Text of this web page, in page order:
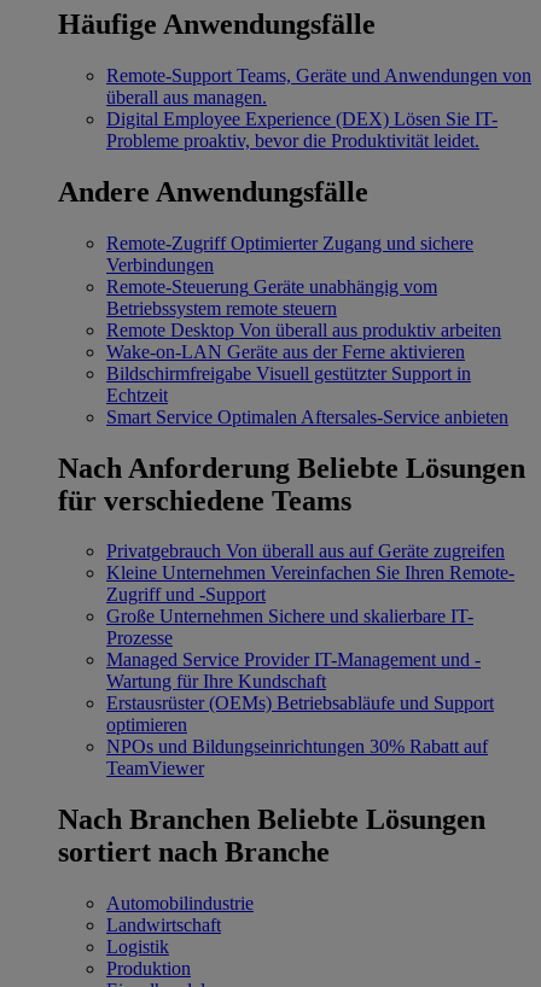
Häufige Anwendungsfälle
Remote-Support Teams, Geräte und Anwendungen von
überall aus managen.
Digital Employee Experience (DEX) Lösen Sie IT-
Probleme proaktiv, bevor die Produktivität leidet.
Andere Anwendungsfälle
Remote-Zugriff Optimierter Zugang und sichere
Verbindungen
Remote-Steuerung Geräte unabhängig vom
Betriebssystem remote steuern
Remote Desktop Von überall aus produktiv arbeiten
Wake-on-LAN Geräte aus der Ferne aktivieren
Bildschirmfreigabe Visuell gestützter Support in
Echtzeit
Smart Service Optimalen Aftersales-Service anbieten
Nach Anforderung Beliebte Lösungen
für verschiedene Teams
Privatgebrauch Von überall aus auf Geräte zugreifen
Kleine Unternehmen Vereinfachen Sie Ihren Remote-
Zugriff und -Support
Große Unternehmen Sichere und skalierbare IT-
Prozesse
Managed Service Provider IT-Management und -
Wartung für Ihre Kundschaft
Erstausrüster (OEMs) Betriebsabläufe und Support
optimieren
NPOs und Bildungseinrichtungen 30% Rabatt auf
TeamViewer
Nach Branchen Beliebte Lösungen
sortiert nach Branche
Automobilindustrie
Landwirtschaft
Logistik
Produktion